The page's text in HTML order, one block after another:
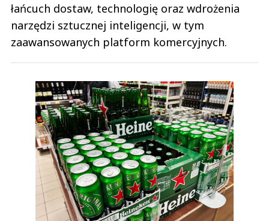
łańcuch dostaw, technologię oraz wdrożenia
narzędzi sztucznej inteligencji, w tym
zaawansowanych platform komercyjnych.